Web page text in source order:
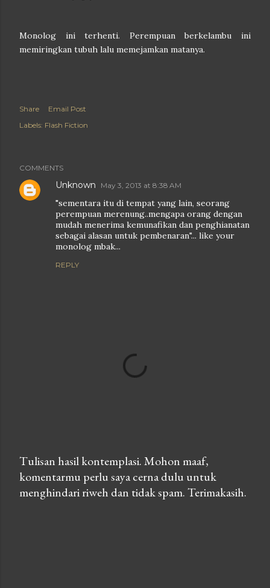
Monolog ini terhenti. Perempuan berkelambu ini
memiringkan tubuh lalu memejamkan matanya.
Share
Email Post
Labels: Flash Fiction
COMMENTS
Unknown May 3, 2013 at 8:38 AM
"sementara itu di tempat yang lain, seorang
perempuan merenung..mengapa orang dengan
mudah menerima kemunafikan dan penghianatan
sebagai alasan untuk pembenaran"... like your
monolog mbak...
REPLY
P
o
Tulisan hasil kontemplasi. Mohon maaf,
komentarmu perlu saya cerna dulu untuk
menghindari riweh dan tidak spam. Terimakasih.